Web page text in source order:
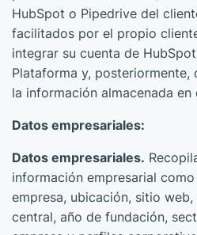
HubSpot o Pipedrive del
facilitados por el propio
integrar su cuenta de
Plataforma y,
la información almacenada en
Datos empresariales:
Datos empresariales.
información empresarial
empresa, ubicación, sitio
central, año de fundación,